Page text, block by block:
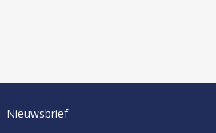
Nieuwsbrief